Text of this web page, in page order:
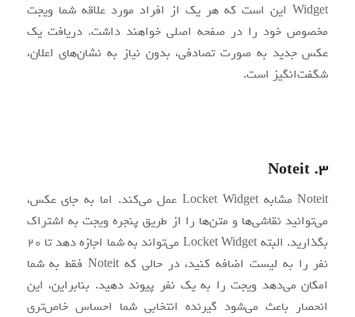
Widget این است که هر یک از افراد مورد علاقه شما ویجت
مخصوص خود را در صفحه اصلی خواهند داشت. دریافت یک
عکس جدید به صورت تصادفی، بدون نیاز به نشان‌های اعلان،
شگفت‌انگیز است.
3. Noteit
Noteit مشابه Locket Widget عمل می‌کند. اما به جای عکس،
می‌توانید نقاشی‌ها و متن‌ها را از طریق پنجره ویجت به اشتراک
بگذارید. البته Locket Widget می‌تواند به شما اجازه دهد تا 20
نفر را به لیست اضافه کنید، در حالی که Noteit فقط به شما
امکان می‌دهد ویجت را به یک نفر پیوند دهید. بنابراین، این
انحصار باعث می‌شود گیرنده انتخابی شما احساس خاص‌تری